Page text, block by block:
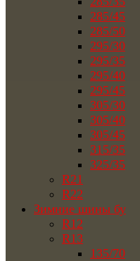
285/45
285/50
295/30
295/35
295/40
295/45
305/30
305/40
305/45
315/35
325/35
R21
R22
Зимние шины бу
R12
R13
135/70